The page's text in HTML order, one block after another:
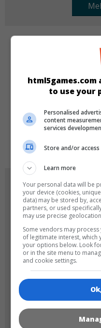
180x180
to use your
Personalised
content
services
Store and/or
Learn more
Your personal data will be
your device (cookies,
data) may be stored by,
partners, or used
may use precise
Some vendors may
of legitimate interest, which
your options below. Look
or in the site menu to
and cookie settings.